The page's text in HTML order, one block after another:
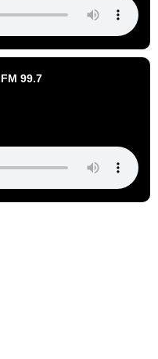
99.7